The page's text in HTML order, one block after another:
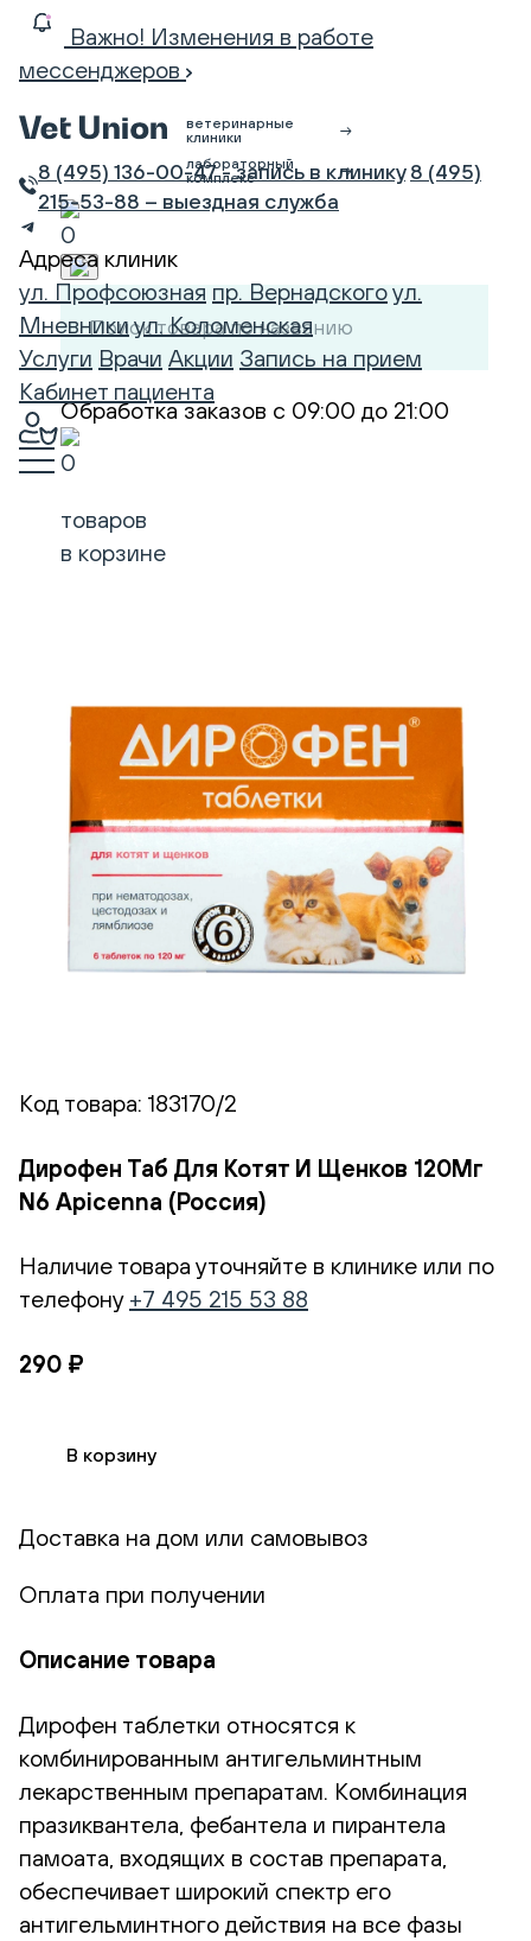
Важно! Изменения в работе
мессенджеров
ветеринарные
клиники
лабораторный
комплекс
8 (495) 136-00-47 - запись в клинику 8 (495)
215-53-88 – выездная служба
Адреса клиник
ул. Профсоюзная пр. Вернадскогоул.
Мневники ул. Коломенская
Услуги Врачи Акции Запись на прием
Кабинет пациента
0
Обработка заказов с 09:00 до 21:00
0
товаров
в корзине
Код товара: 183170/2
Дирофен Таб Для Котят И Щенков 120Мг
N6 Apicenna (Россия)
Наличие товара уточняйте в клинике или по
телефону +7 495 215 53 88
290 ₽
В корзину
Доставка на дом или самовывоз
Оплата при получении
Описание товара
Дирофен таблетки относятся к
комбинированным антигельминтным
лекарственным препаратам. Комбинация
празиквантела, фебантела и пирантела
памоата, входящих в состав препарата,
обеспечивает широкий спектр его
антигельминтного действия на все фазы